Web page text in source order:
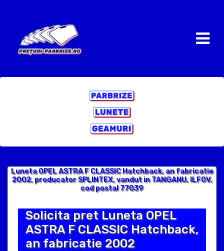
Luneta OPEL ASTRA F CLASSIC Hatchback, an fabricatie
2002, producator SPLINTEX, vandut in TANGANU, ILFOV,
cod postal 77039
Solicita pret Luneta OPEL
ASTRA F CLASSIC Hatchback,
an fabricatie 2002